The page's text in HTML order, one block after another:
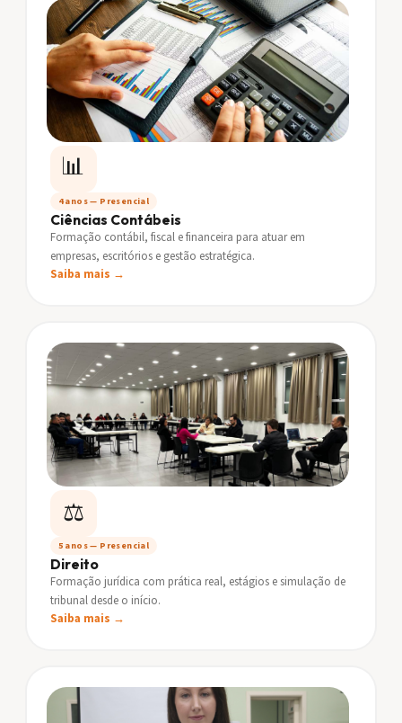
📊
4 anos — Presencial
Ciências Contábeis
Formação contábil, fiscal e financeira para atuar em
empresas, escritórios e gestão estratégica.
Saiba mais →
⚖️
5 anos — Presencial
Direito
Formação jurídica com prática real, estágios e simulação de
tribunal desde o início.
Saiba mais →